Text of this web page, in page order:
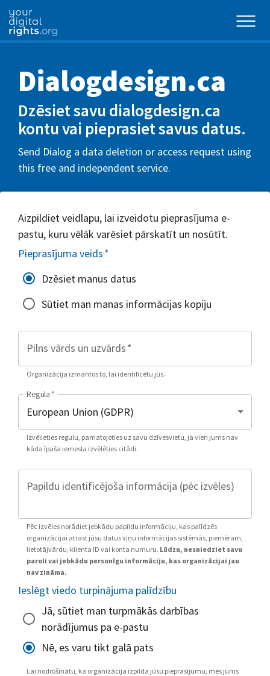
Dialogdesign.ca
Dzēsiet savu dialogdesign.ca
kontu vai pieprasiet savus datus.
Send Dialog a data deletion or access request using
this free and independent service.
Aizpildiet veidlapu, lai izveidotu pieprasījuma e-
pastu, kuru vēlāk varēsiet pārskatīt un nosūtīt.
Pieprasījuma veids*
Dzēsiet manus datus
Sūtiet man manas informācijas kopiju
Pilns vārds un uzvārds*
Organizācija izmantos to, lai identificētu jūs.
Regula *
Izvēlieties regulu, pamatojoties uz savu dzīvesvietu, ja vien jums nav
kāda īpaša iemesla izvēlēties citādi.
Papildu identificējoša informācija (pēc izvēles)
Pēc izvēles norādiet jebkādu papildu informāciju, kas palīdzēs
organizācijai atrast jūsu datus viņu informācijas sistēmās, piemēram,
lietotājvārdu, klienta ID vai konta numuru. Lūdzu, nesniedziet savu
paroli vai jebkādu personīgu informāciju, kas organizācijai jau
nav zināma.
Ieslēgt viedo turpinājuma palīdzību
Jā, sūtiet man turpmākās darbības
norādījumus pa e-pastu
Nē, es varu tikt galā pats
Lai nodrošinātu, ka organizācija izpilda jūsu pieprasījumu, mēs jums